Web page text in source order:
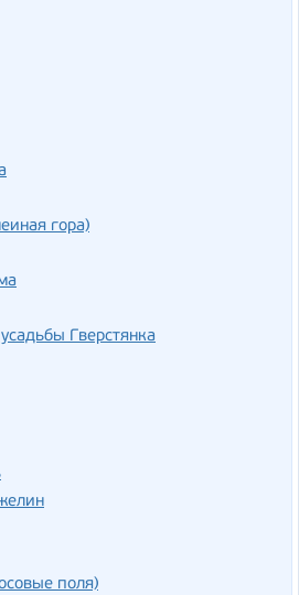
гора)
Гверстянка
поля)